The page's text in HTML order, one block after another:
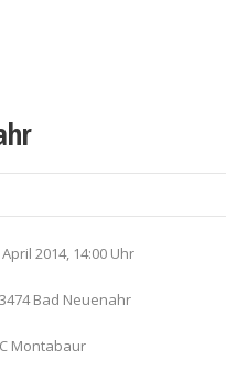
2014, 14:00 Uhr
Bad Neuenahr
Montabaur